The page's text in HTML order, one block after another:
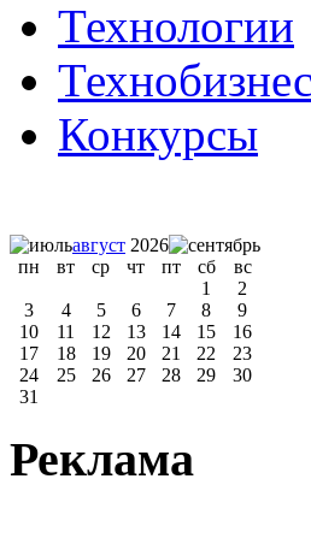
Технологии
Технобизнес
Конкурсы
август 2026
пн
вт ср чт пт сб
вс
1
2
3
4 5 6 7 8
9
10
11 12 13 14 15
16
17
18 19 20 21 22
23
24
25 26 27 28 29
30
31
Реклама